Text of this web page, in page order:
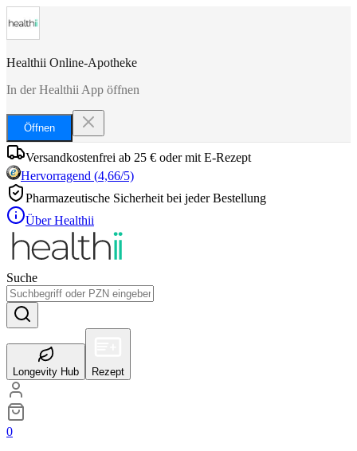
Healthii Online-Apotheke
In der Healthii App öffnen
Öffnen
Versandkostenfrei ab 25 € oder mit E-Rezept
Hervorragend (4,66/5)
Pharmazeutische Sicherheit bei jeder Bestellung
Über Healthii
Suche
Longevity Hub Rezept
0